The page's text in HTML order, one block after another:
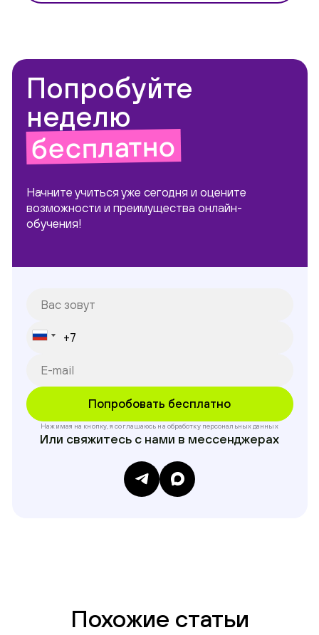
Попробуйте
неделю
бесплатно
Начните учиться уже сегодня и оцените
возможности и преимущества онлайн-
обучения!
Нажимая на кнопку, я соглашаюсь на обработку персональных данных
Или свяжитесь с нами в мессенджерах
Похожие статьи